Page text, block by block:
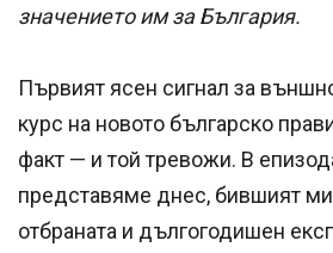
значението им за България.
Първият ясен сигнал за
курс на новото българско
факт — и той тревожи. В
представяме днес, бившият
отбраната и дългогодишен